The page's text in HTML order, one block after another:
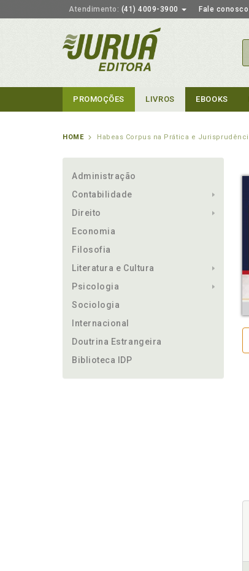
Atendimento: (41) 4009-3900 Fale conosco
PROMOÇÕES LIVROS EBOOKS
HOME Habeas Corpus na Prática e
Administração
Contabilidade
Direito
Economia
Filosofia
Literatura e Cultura
Psicologia
Sociologia
Internacional
Doutrina Estrangeira
Biblioteca IDP